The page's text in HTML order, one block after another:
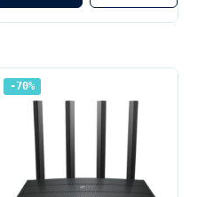
70%